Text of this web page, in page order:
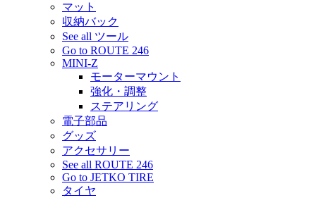
マット
収納バック
See all ツール
Go to ROUTE 246
MINI-Z
モーターマウント
強化・調整
ステアリング
電子部品
グッズ
アクセサリー
See all ROUTE 246
Go to JETKO TIRE
タイヤ